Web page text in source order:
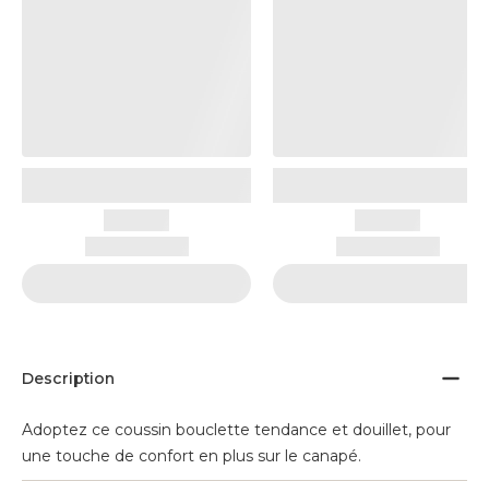
Description
Adoptez ce coussin bouclette tendance et douillet, pour
une touche de confort en plus sur le canapé.